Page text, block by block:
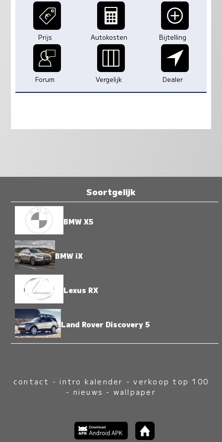
Prijs Autokosten Bijtelling
Forum Vergelijk Dealer
Soortgelijk
BMW X5
BMW iX
Lexus RX
Land Rover Discovery 5
contact -intro kalender -verkoop top 100
- nieuws - wallpaper